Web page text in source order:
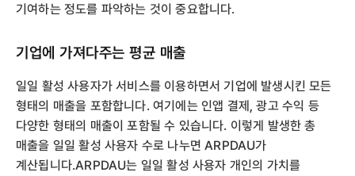
기여하는 정도를 파악하는 것이 중요합니다.
기업에 가져다주는 평균 매출
일일 활성 사용자가 서비스를 이용하면서 기업에 발생시킨 모든
형태의 매출을 포함합니다. 여기에는 인앱 결제, 광고 수익 등
다양한 형태의 매출이 포함될 수 있습니다. 이렇게 발생한 총
매출을 일일 활성 사용자 수로 나누면 ARPDAU가
계산됩니다.ARPDAU는 일일 활성 사용자 개인의 가치를